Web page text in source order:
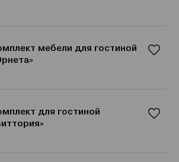
мебели для гостиной
для гостиной